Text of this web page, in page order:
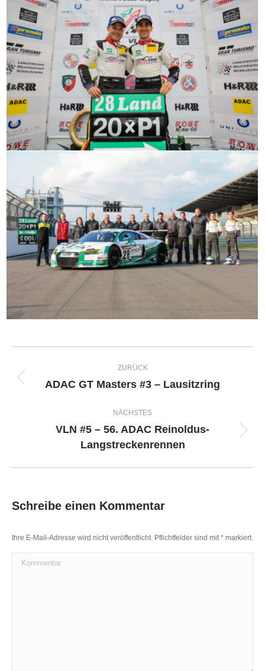
Navigation
ZURÜCK
Vorheriges
ADAC GT Masters #3 – Lausitzring
NÄCHSTES
Nächstes
Album:
VLN #5 – 56. ADAC Reinoldus-
Langstreckenrennen
Schreibe einen Kommentar
Ihre E-Mail-Adresse wird nicht veröffentlicht. Pflichtfelder sind mit* markiert.
Kommentar